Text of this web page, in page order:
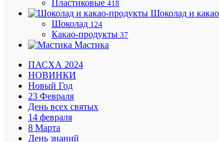
Пластиковые 418
Шоколад и
Шоколад 124
Какао-продукты 37
Мастика
ПАСХА 2024
НОВИНКИ
Новый Год
23 Февраля
День всех святых
14 февраля
8 Марта
День знаний